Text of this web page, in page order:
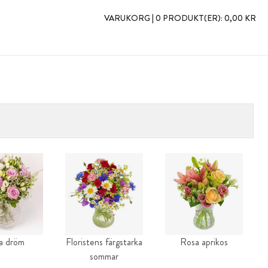
VARUKORG | 0 PRODUKT(ER): 0,00 KR
dröm
Floristens färgstarka
sommar
Rosa aprikos